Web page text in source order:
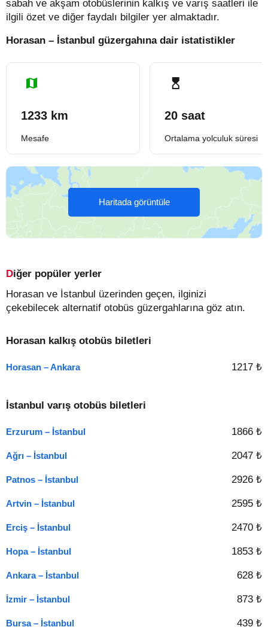
sabah ve akşam otobüslerinin kalkış ve varış saatleri ile
ilgili özet ve diğer faydalı bilgiler yer almaktadır.
Horasan – İstanbul güzergahına dair istatistikler
1233 km
Mesafe
20 saat
Ortalama yolculuk süresi
Haritada görüntüle
Diğer popüler yerler
Horasan ve İstanbul üzerinden geçen, ilginizi
çekebilecek alternatif otobüs güzergahlarına göz atın.
Horasan kalkış otobüs biletleri
Horasan – Ankara 1217 ₺
İstanbul varış otobüs biletleri
Erzurum – İstanbul 1866 ₺
Ağrı – İstanbul 2047 ₺
Patnos – İstanbul 2926 ₺
Artvin – İstanbul 2595 ₺
Erciş – İstanbul 2470 ₺
Hopa – İstanbul 1853 ₺
Ankara – İstanbul 628 ₺
İzmir – İstanbul 873 ₺
Bursa – İstanbul 439 ₺